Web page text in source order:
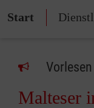
Start
Vorlesen
Malteser